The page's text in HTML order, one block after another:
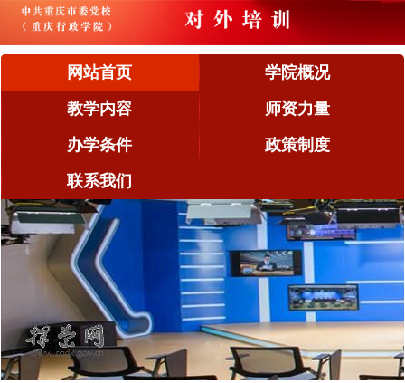
网站首页
学院概况
教学内容
师资力量
办学条件
政策制度
联系我们